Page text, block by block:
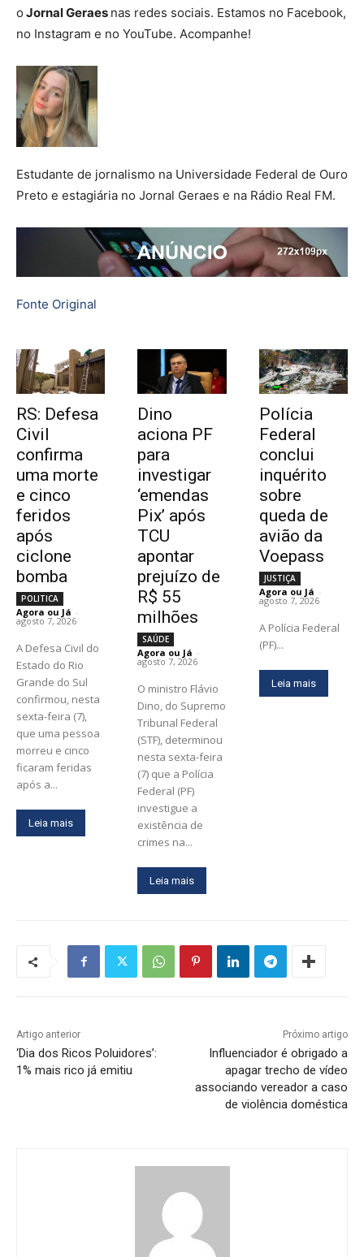
o Jornal Geraes nas redes sociais. Estamos no Facebook,
no Instagram e no YouTube. Acompanhe!
Estudante de jornalismo na Universidade Federal de Ouro
Preto e estagiária no Jornal Geraes e na Rádio Real FM.
Fonte Original
RS: Defesa
Civil
confirma
uma morte
e cinco
feridos
após
ciclone
bomba
POLITICA
Agora ou Já -
agosto 7, 2026
A Defesa Civil do
Estado do Rio
Grande do Sul
confirmou, nesta
sexta-feira (7),
que uma pessoa
morreu e cinco
ficaram feridas
após a...
Leia mais
Dino
aciona PF
para
investigar
‘emendas
Pix’ após
TCU
apontar
prejuízo de
R$ 55
milhões
SAÚDE
Agora ou Já -
agosto 7, 2026
O ministro Flávio
Dino, do Supremo
Tribunal Federal
(STF), determinou
nesta sexta-feira
(7) que a Polícia
Federal (PF)
investigue a
existência de
crimes na...
Leia mais
Polícia
Federal
conclui
inquérito
sobre
queda de
avião da
Voepass
JUSTIÇA
Agora ou Já -
agosto 7, 2026
A Polícia Federal
(PF)...
Leia mais
Artigo anterior
‘Dia dos Ricos Poluidores’:
1% mais rico já emitiu
Próximo artigo
Influenciador é obrigado a
apagar trecho de vídeo
associando vereador a caso
de violência doméstica